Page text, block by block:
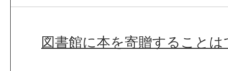
図書館に本を寄贈すること